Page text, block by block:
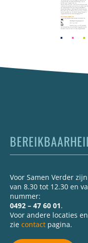
Voor Samen Verder
van 8.30 tot 12.30 en
nummer:
0492 – 47 60 01.
Voor andere locaties
zie contact pagina.